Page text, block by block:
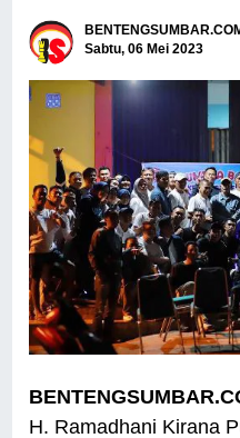
Sabtu, 06 Mei 2023
H. Ramadhani Kirana